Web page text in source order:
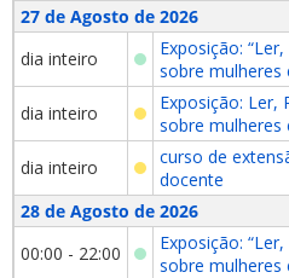
27 de Agosto de 2026
dia inteiro
Exposição:
sobre
dia inteiro
Exposição: Ler,
sobre
dia inteiro
curso de
docente
28 de Agosto de 2026
00:00 - 22:00
Exposição:
sobre